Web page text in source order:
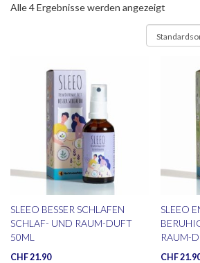
Alle 4 Ergebnisse werden angezeigt
SLEEO BESSER SCHLAFEN
SCHLAF- UND RAUM-DUFT
50ML
CHF21.90
SLEEO
RAUM-
CHF